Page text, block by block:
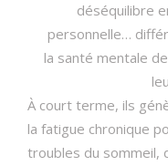
déséquilibre
personnelle…
la santé mentale
À court terme, ils
la fatigue chronique
troubles du sommeil,